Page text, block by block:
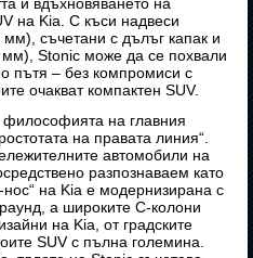
и вдъхновяването на
на Kia. С къси надвеси
съчетани с дълъг капак и
мм), Stonic може да се похвали
пътя – без компромиси с
очакват компактен SUV.
на главния
на правата линия“.
автомобили на
разпознаваем като
нос“ на Kia е модернизирана с
а широките С-колони
на Kia, от градските
SUV с пълна големина.